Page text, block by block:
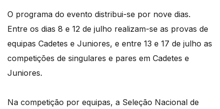
O programa do evento distribui-se por nove dias.
Entre os dias 8 e 12 de julho realizam-se as provas de
equipas Cadetes e Juniores, e entre 13 e 17 de julho as
competições de singulares e pares em Cadetes e
Juniores.
Na competição por equipas, a Seleção Nacional de